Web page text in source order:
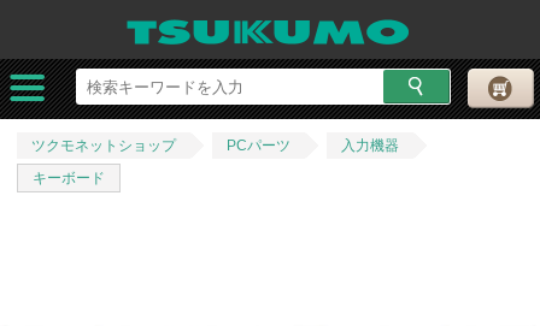
ツクモネットショップ PCパーツ
入力機器
キーボード